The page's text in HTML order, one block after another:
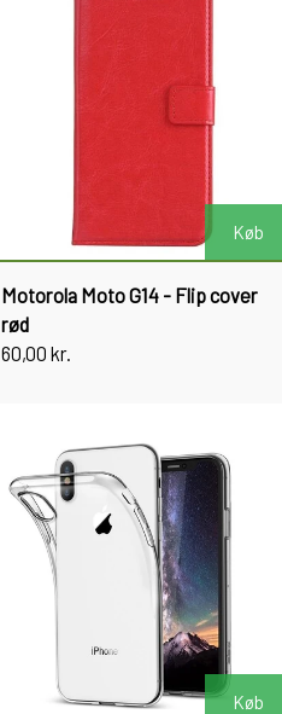
Køb
Motorola Moto G14 - Flip cover
rød
60,00 kr.
Køb